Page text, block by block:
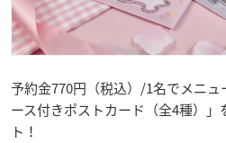
予約金770円（税込）/1名でメニ
ース付きポストカード（全4種）
ト！